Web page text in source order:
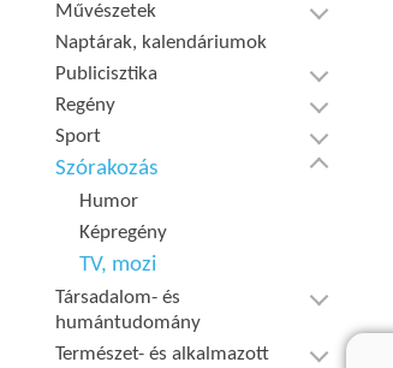
Művészetek
Naptárak, kalendáriumok
Publicisztika
Regény
Sport
Szórakozás
Humor
Képregény
TV, mozi
Társadalom- és
humántudomány
Természet- és alkalmazott